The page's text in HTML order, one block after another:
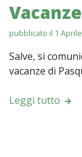
pubblicato il 1
Salve, si
vacanze di
Leggi tutto